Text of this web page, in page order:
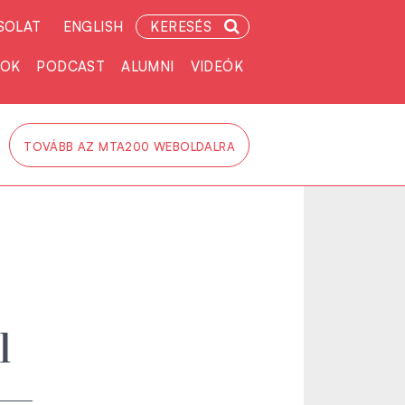
ENGLISH KERESÉS
PODCAST ALUMNI VIDEÓK
TOVÁBB AZ MTA200 WEBOLDALRA